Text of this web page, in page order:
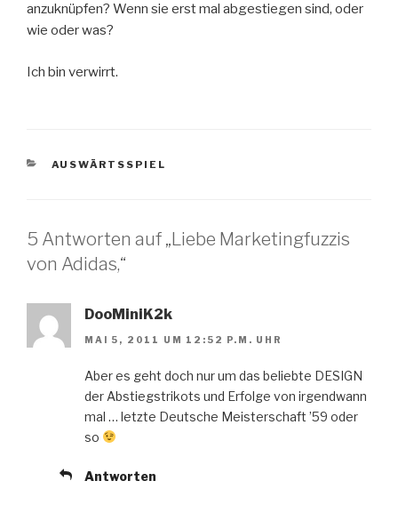
anzuknüpfen? Wenn sie erst mal abgestiegen sind, oder
wie oder was?
Ich bin verwirrt.
KATEGORIEN
AUSWÄRTSSPIEL
5 Antworten auf „Liebe Marketingfuzzis
von Adidas,“
DooMiniK2k
MAI 5, 2011 UM 12:52 P.M. UHR
Aber es geht doch nur um das beliebte DESIGN
der Abstiegstrikots und Erfolge von irgendwann
mal … letzte Deutsche Meisterschaft ’59 oder
so
Antworten